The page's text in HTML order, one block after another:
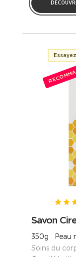
Essayez
Savon
350g Peau
Soins du